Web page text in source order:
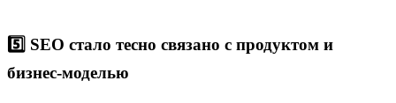
5️⃣ SEO стало тесно связано с продуктом и
бизнес-моделью